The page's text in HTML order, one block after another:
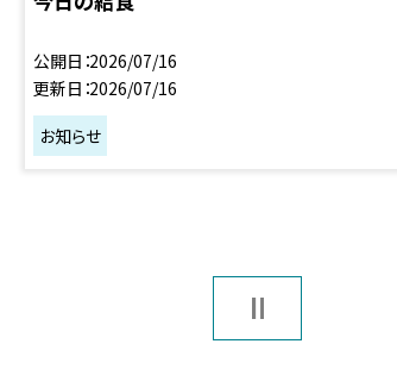
公開日 2026/07/16
更新日 2026/07/16
お知らせ